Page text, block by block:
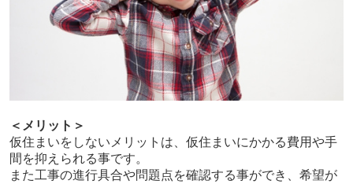
＜メリット＞
仮住まいをしないメリットは、仮住まいにかかる費用や手
間を抑えられる事です。
また工事の進行具合や問題点を確認する事ができ、希望が